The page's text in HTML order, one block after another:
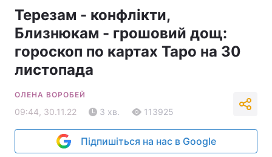
Терезам - конфлікти,
Близнюкам - грошовий дощ:
гороскоп по картах Таро на 30
листопада
ОЛЕНА ВОРОБЕЙ
09:44, 30.11.22 3 хв. 113925
Підпишіться на нас в Google